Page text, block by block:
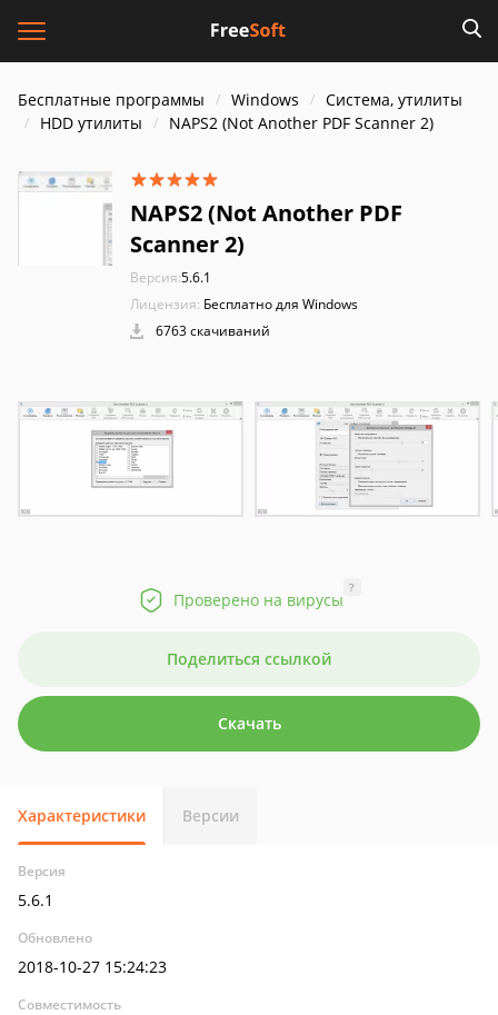
Бесплатные программы Windows
Система, утилиты
HDD утилиты
NAPS2 (Not Another PDF Scanner 2)
NAPS2 (Not Another PDF
Scanner 2)
Версия:5.6.1
Лицензия: Бесплатно для Windows
6763 скачиваний
Проверено на вирусы
?
Поделиться ссылкой
Скачать
Характеристики Версии
Версия
5.6.1
Обновлено
2018-10-27 15:24:23
Совместимость